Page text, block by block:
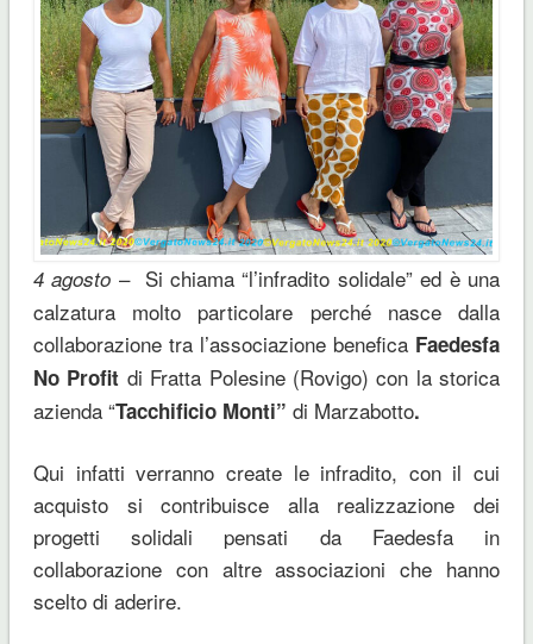
4 agosto – Si chiama “l’infradito solidale” ed è una
calzatura molto particolare perché nasce dalla
collaborazione tra l’associazione benefica Faedesfa
No Profit di Fratta Polesine (Rovigo) con la storica
azienda “Tacchificio Monti” di Marzabotto.
Qui infatti verranno create le infradito, con il cui
acquisto si contribuisce alla realizzazione dei
progetti solidali pensati da Faedesfa in
collaborazione con altre associazioni che hanno
scelto di aderire.